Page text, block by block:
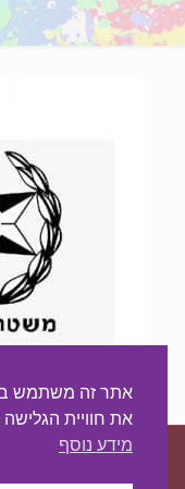
את חוויית
מידע נוסף